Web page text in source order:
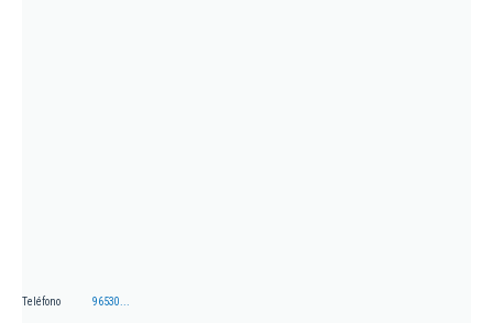
Teléfono 96530...